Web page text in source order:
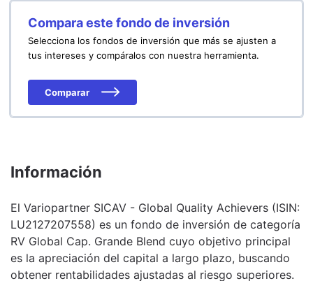
Compara este fondo de inversión
Selecciona los fondos de inversión que más se ajusten a
tus intereses y compáralos con nuestra herramienta.
Comparar
Información
El Variopartner SICAV - Global Quality Achievers (ISIN:
LU2127207558) es un fondo de inversión de categoría
RV Global Cap. Grande Blend cuyo objetivo principal
es la apreciación del capital a largo plazo, buscando
obtener rentabilidades ajustadas al riesgo superiores.